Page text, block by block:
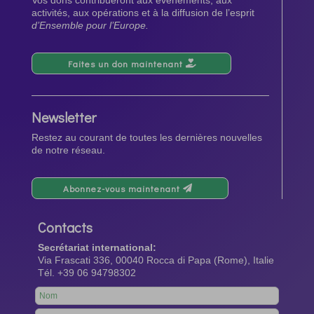
activités, aux opérations et à la diffusion de l’esprit
d’Ensemble pour l’Europe.
Faites un don maintenant
Newsletter
Restez au courant de toutes les dernières nouvelles
de notre réseau.
Abonnez-vous maintenant
Contacts
Secrétariat international:
Via Frascati 336, 00040 Rocca di Papa (Rome), Italie
Tél. +39 06 94798302
Leave
this